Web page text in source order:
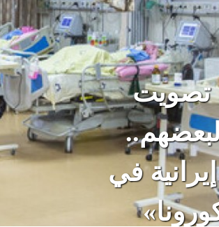
تصويت
لبعضهم..
إيرانية في